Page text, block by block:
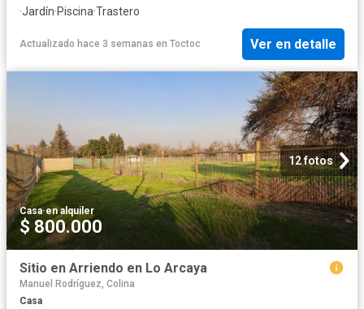
·Jardín·Piscina·Trastero
Actualizado hace 3 semanas en Toctoc Ver en detalle
12 fotos
Casa·en alquiler
$ 800.000
Sitio en Arriendo en Lo Arcaya
Manuel Rodríguez, Colina
Casa